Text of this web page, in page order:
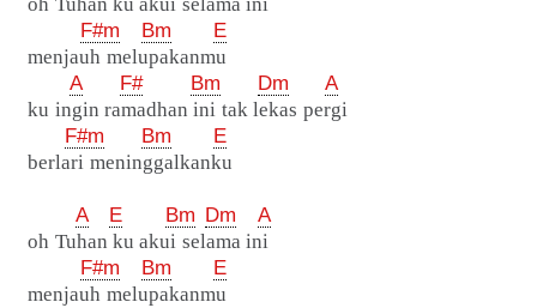
F#m
Bm
E
menjauh melupakanmu
A
F# Bm Dm
A
ku ingin ramadhan ini tak lekas pergi
F#m
Bm
E
berlari meninggalkanku
A E Bm Dm
A
oh Tuhan ku akui selama ini
F#m
Bm
E
menjauh melupakanmu